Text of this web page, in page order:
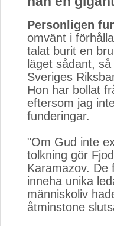
Personligen
omvänt i
talat burit en
läget sådant,
Sveriges
Hon har bollat
eftersom jag
funderingar.
"Om Gud inte
tolkning gör
Karamazov. De
inneha unika
människoliv
åtminstone